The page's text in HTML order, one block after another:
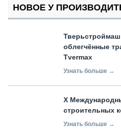
НОВОЕ У
Тверьстроймаш
облегчённые
Tvermax
Узнать больше →
X
строительных
Узнать больше →